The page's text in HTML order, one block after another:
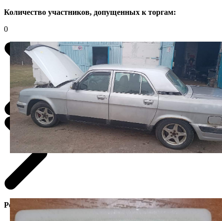
Количество участников, допущенных к торгам:
0
Регистрация участника